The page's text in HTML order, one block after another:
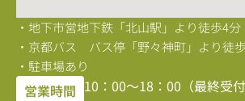
・地下市営地下鉄「北山駅」より徒歩4分
・京都バス バス停「野々神町」より徒
・駐車場あり
営業時間 10：00〜18：00（最終受付